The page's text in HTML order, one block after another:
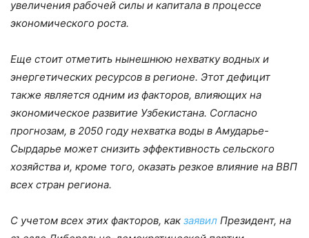
увеличения рабочей силы и капитала в процессе
экономического роста.
Еще стоит отметить нынешнюю нехватку водных и
энергетических ресурсов в регионе. Этот дефицит
также является одним из факторов, влияющих на
экономическое развитие Узбекистана. Согласно
прогнозам, в 2050 году нехватка воды в Амударье-
Сырдарье может снизить эффективность сельского
хозяйства и, кроме того, оказать резкое влияние на ВВП
всех стран региона.
С учетом всех этих факторов, как заявил Президент, на